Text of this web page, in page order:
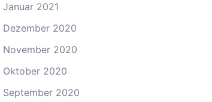
Januar 2021
Dezember 2020
November 2020
Oktober 2020
September 2020